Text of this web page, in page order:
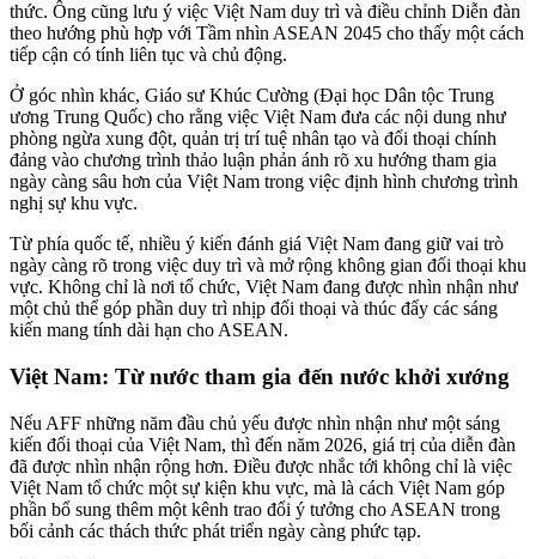
thức. Ông cũng lưu ý việc Việt Nam duy trì và điều chỉnh Diễn đàn
theo hướng phù hợp với Tầm nhìn ASEAN 2045 cho thấy một cách
tiếp cận có tính liên tục và chủ động.
Ở góc nhìn khác, Giáo sư Khúc Cường (Đại học Dân tộc Trung
ương Trung Quốc) cho rằng việc Việt Nam đưa các nội dung như
phòng ngừa xung đột, quản trị trí tuệ nhân tạo và đối thoại chính
đảng vào chương trình thảo luận phản ánh rõ xu hướng tham gia
ngày càng sâu hơn của Việt Nam trong việc định hình chương trình
nghị sự khu vực.
Từ phía quốc tế, nhiều ý kiến đánh giá Việt Nam đang giữ vai trò
ngày càng rõ trong việc duy trì và mở rộng không gian đối thoại khu
vực. Không chỉ là nơi tổ chức, Việt Nam đang được nhìn nhận như
một chủ thể góp phần duy trì nhịp đối thoại và thúc đẩy các sáng
kiến mang tính dài hạn cho ASEAN.
Việt Nam: Từ nước tham gia đến nước khởi xướng
Nếu AFF những năm đầu chủ yếu được nhìn nhận như một sáng
kiến đối thoại của Việt Nam, thì đến năm 2026, giá trị của diễn đàn
đã được nhìn nhận rộng hơn. Điều được nhắc tới không chỉ là việc
Việt Nam tổ chức một sự kiện khu vực, mà là cách Việt Nam góp
phần bổ sung thêm một kênh trao đổi ý tưởng cho ASEAN trong
bối cảnh các thách thức phát triển ngày càng phức tạp.